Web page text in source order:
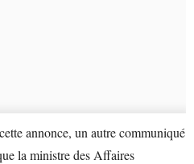
annonce, un autre communiqué
la ministre des Affaires